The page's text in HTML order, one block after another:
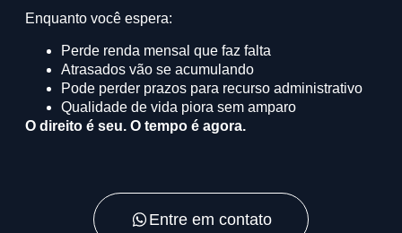
Enquanto você espera:
Perde renda mensal que faz falta
Atrasados vão se acumulando
Pode perder prazos para recurso administrativo
Qualidade de vida piora sem amparo
O direito é seu. O tempo é agora.
Entre em contato